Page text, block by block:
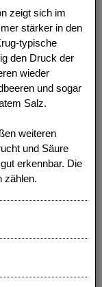
zeigt sich im
stärker in den
typische
den Druck der
wieder
und sogar
Salz.
weiteren
und Säure
erkennbar. Die
zählen.